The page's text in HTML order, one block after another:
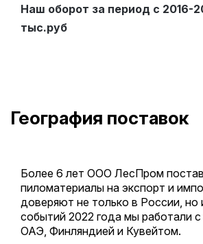
Наш оборот за период с 2016-
тыс.руб
География поставок
Более 6 лет ООО ЛесПром
пиломатериалы на экспорт и
доверяют не только в России, но
событий 2022 года мы работали
ОАЭ, Финляндией и Кувейтом.